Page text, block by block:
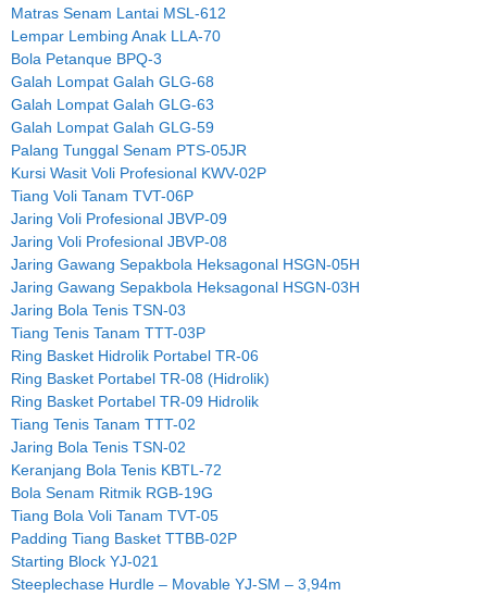
Matras Senam Lantai MSL-612
Lempar Lembing Anak LLA-70
Bola Petanque BPQ-3
Galah Lompat Galah GLG-68
Galah Lompat Galah GLG-63
Galah Lompat Galah GLG-59
Palang Tunggal Senam PTS-05JR
Kursi Wasit Voli Profesional KWV-02P
Tiang Voli Tanam TVT-06P
Jaring Voli Profesional JBVP-09
Jaring Voli Profesional JBVP-08
Jaring Gawang Sepakbola Heksagonal HSGN-05H
Jaring Gawang Sepakbola Heksagonal HSGN-03H
Jaring Bola Tenis TSN-03
Tiang Tenis Tanam TTT-03P
Ring Basket Hidrolik Portabel TR-06
Ring Basket Portabel TR-08 (Hidrolik)
Ring Basket Portabel TR-09 Hidrolik
Tiang Tenis Tanam TTT-02
Jaring Bola Tenis TSN-02
Keranjang Bola Tenis KBTL-72
Bola Senam Ritmik RGB-19G
Tiang Bola Voli Tanam TVT-05
Padding Tiang Basket TTBB-02P
Starting Block YJ-021
Steeplechase Hurdle – Movable YJ-SM – 3,94m